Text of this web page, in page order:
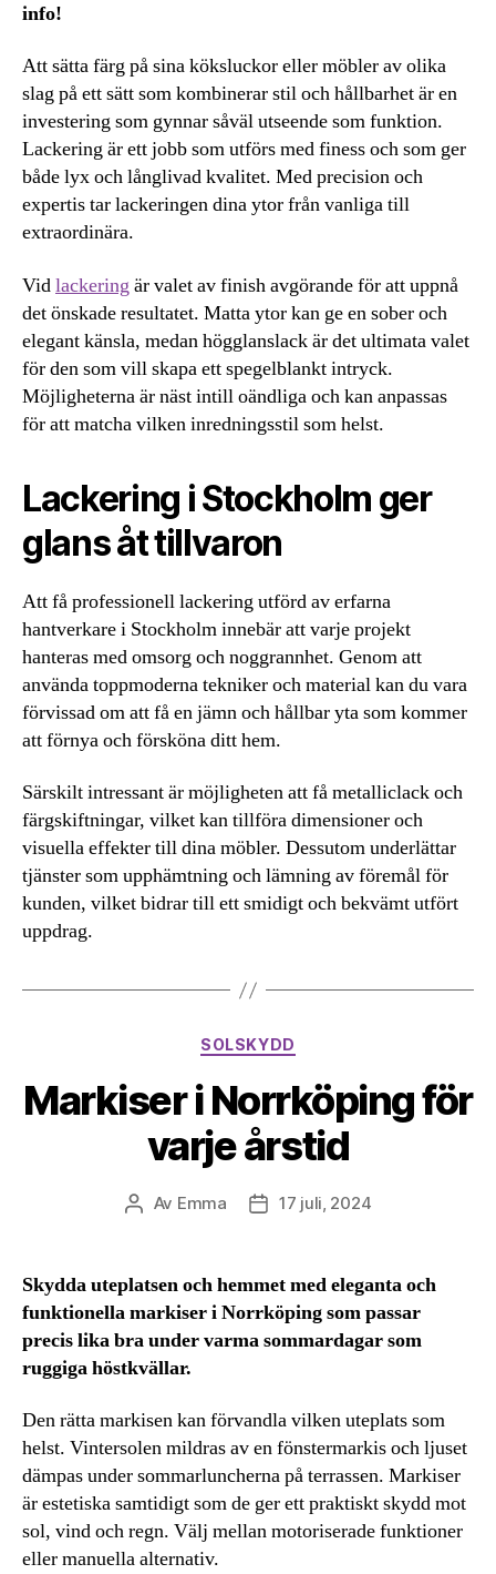
info!
Att sätta färg på sina köksluckor eller möbler av olika
slag på ett sätt som kombinerar stil och hållbarhet är en
investering som gynnar såväl utseende som funktion.
Lackering är ett jobb som utförs med finess och som ger
både lyx och långlivad kvalitet. Med precision och
expertis tar lackeringen dina ytor från vanliga till
extraordinära.
Vidlackeringär valet av finish avgörande för att uppnå
det önskade resultatet. Matta ytor kan ge en sober och
elegant känsla, medan högglanslack är det ultimata valet
för den som vill skapa ett spegelblankt intryck.
Möjligheterna är näst intill oändliga och kan anpassas
för att matcha vilken inredningsstil som helst.
Lackering i Stockholm ger
glans åt tillvaron
Att få professionell lackering utförd av erfarna
hantverkare i Stockholm innebär att varje projekt
hanteras med omsorg och noggrannhet. Genom att
använda toppmoderna tekniker och material kan du vara
förvissad om att få en jämn och hållbar yta som kommer
att förnya och försköna ditt hem.
Särskilt intressant är möjligheten att få metalliclack och
färgskiftningar, vilket kan tillföra dimensioner och
visuella effekter till dina möbler. Dessutom underlättar
tjänster som upphämtning och lämning av föremål för
kunden, vilket bidrar till ett smidigt och bekvämt utfört
uppdrag.
Kategorier
SOLSKYDD
Markiser i Norrköping för
varje årstid
Inläggsförfattare
Av Emma Inläggsdatum
17 juli, 2024
Skydda uteplatsen och hemmet med eleganta och
funktionella markiser i Norrköping som passar
precis lika bra under varma sommardagar som
ruggiga höstkvällar.
Den rätta markisen kan förvandla vilken uteplats som
helst. Vintersolen mildras av en fönstermarkis och ljuset
dämpas under sommarluncherna på terrassen. Markiser
är estetiska samtidigt som de ger ett praktiskt skydd mot
sol, vind och regn. Välj mellan motoriserade funktioner
eller manuella alternativ.